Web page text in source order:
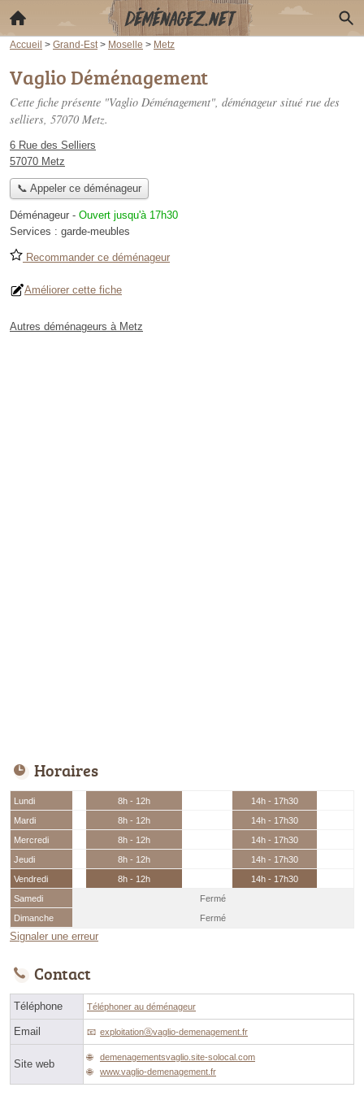
Accueil > Grand-Est > Moselle > Metz
Vaglio Déménagement
Cette fiche présente "Vaglio Déménagement", déménageur situé rue des
selliers, 57070 Metz.
6 Rue des Selliers
57070 Metz
📞 Appeler ce déménageur
Déménageur - Ouvert jusqu'à 17h30
Services : garde-meubles
Recommander ce déménageur
Améliorer cette fiche
Autres déménageurs à Metz
Horaires
Lundi 8h - 12h
14h - 17h30
Mardi
8h - 12h
14h - 17h30
Mercredi
8h - 12h
14h - 17h30
Jeudi
8h - 12h
14h - 17h30
Vendredi
8h - 12h
14h - 17h30
Samedi
Fermé
Dimanche
Fermé
Signaler une erreur
Contact
Téléphone Téléphoner au déménageur
Email exploitationⓐvaglio-demenagement.fr
Site web
demenagementsvaglio.site-solocal.com
www.vaglio-demenagement.fr